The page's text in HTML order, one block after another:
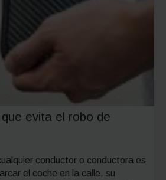
evita el robo de
conductor o conductora es
el coche en la calle, su